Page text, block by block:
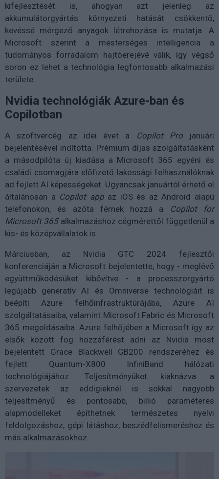
kifejlesztését is, ahogyan azt jelenleg az
akkumulátorgyártás környezeti hatását csökkentő,
kevéssé mérgező anyagok létrehozása is mutatja. A
Microsoft szerint a mesterséges intelligencia a
tudományos forradalom hajtóerejévé válik, így végső
soron ez lehet a technológia legfontosabb alkalmazási
területe.
Nvidia technológiák Azure-ban és
Copilotban
A szoftvercég az idei évet a Copilot Projanuári
bejelentésével indította. Prémium díjas szolgáltatásként
a másodpilóta új kiadása a Microsoft 365 egyéni és
családi csomagjára előfizető lakossági felhasználóknak
ad fejlett AI képességeket. Ugyancsak januártól érhető el
általánosan a Copilot appaz iOS és az Android alapú
telefonokon, és azóta férnek hozzá a
Copilot for
Microsoft 365alkalmazáshoz cégmérettől függetlenül a
kis- és középvállalatok is.
Márciusban, az Nvidia GTC 2024 fejlesztői
konferenciáján a Microsoft bejelentette, hogy - meglévő
együttműködésüket kibővítve - a processzorgyártó
legújabb generatív AI és Omniverse technológiáit is
beépíti Azure felhőinfrastruktúrájába, Azure AI
szolgáltatásaiba, valamint Microsoft Fabric és Microsoft
365 megoldásaiba. Azure felhőjében a Microsoft így az
elsők között fog hozzáférést adni az Nvidia most
bejelentett Grace Blackwell GB200 rendszeréhez és
fejlett Quantum-X800 InfiniBand hálózati
technológiájához. Teljesítményüket kiaknázva a
szervezetek az eddigieknél is sokkal nagyobb
teljesítményű és pontosabb, billió paraméteres
alapmodelleket építhetnek természetes nyelvi
feldolgozáshoz, gépi látáshoz, beszédfelismeréshez és
más alkalmazásokhoz.